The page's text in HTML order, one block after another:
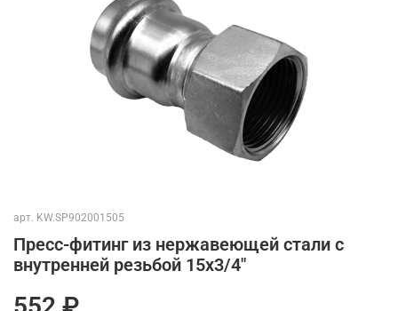
арт. KW.SP902001505
Пресс-фитинг из нержавеющей стали с
внутренней резьбой 15х3/4"